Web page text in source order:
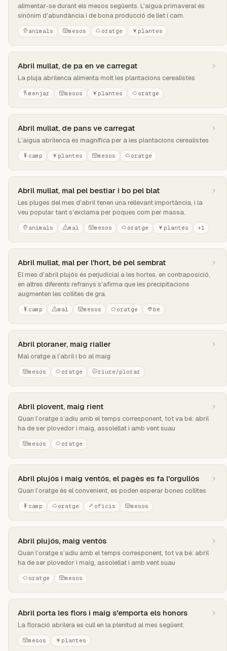
alimentar-se durant els mesos següents. L'aigua primaveral és
sinònim d'abundància i de bona producció de llet i carn.
animals mesos oratge plantes
Abril mullat, de pa en ve carregat
La pluja abrilenca alimenta molt les plantacions cerealistes
menjar mesos plantes oratge
Abril mullat, de pans ve carregat
L’aigua abrilenca és magnífica per a les plantacions cerealistes
camp plantes mesos oratge
Abril mullat, mal pel bestiar i bo pel blat
Les pluges del mes d'abril tenen una rellevant importància, i la
veu popular tant s'exclama per poques com per massa.
animals mal mesos oratge plantes +1
Abril mullat, mal per l'hort, bé pel sembrat
El mes d'abril plujós és perjudicial a les hortes, en contraposició,
en altres diferents refranys s'afirma que les precipitacions
augmenten les collites de gra.
camp mal mesos oratge be
Abril ploraner, maig rialler
Mal oratge a l’abril i bo al maig
mesos oratge riure/plorar
Abril plovent, maig rient
Quan l’oratge s’adiu amb el temps corresponent, tot va bé: abril
ha de ser plovedor i maig, assolellat i amb vent suau
mesos oratge
Abril plujós i maig ventós, el pagès es fa l'orgullós
Quan l’oratge és el convenient, es poden esperar bones collites
camp oratge oficis mesos
Abril plujós, maig ventós
Quan l’oratge s’adiu amb el temps corresponent, tot va bé: abril
ha de ser plovedor i maig, assolellat i amb vent suau
oratge mesos
Abril porta les flors i maig s'emporta els honors
La floració abrilera es cull en la plenitud al mes següent.
mesos plantes